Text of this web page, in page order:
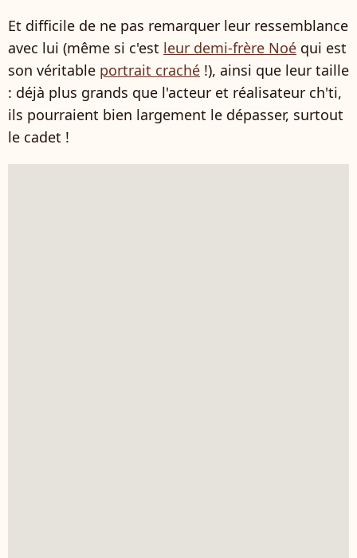
Et difficile de ne pas remarquer leur ressemblance
avec lui (même si c'est leur demi-frère Noé qui est
son véritable portrait craché !), ainsi que leur taille
: déjà plus grands que l'acteur et réalisateur ch'ti,
ils pourraient bien largement le dépasser, surtout
le cadet !